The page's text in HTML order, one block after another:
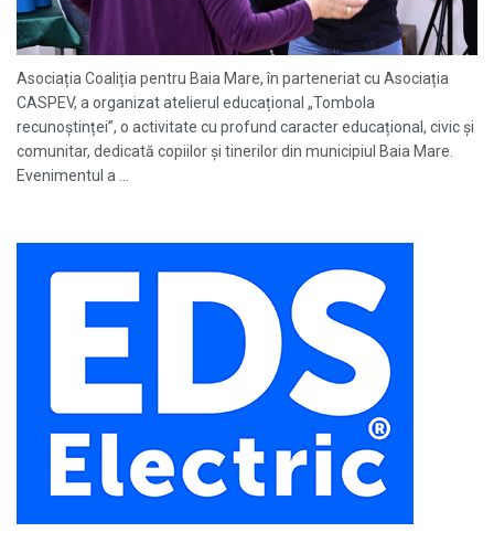
Asociația Coaliția pentru Baia Mare, în parteneriat cu Asociația
CASPEV, a organizat atelierul educațional „Tombola
recunoștinței”, o activitate cu profund caracter educațional, civic și
comunitar, dedicată copiilor și tinerilor din municipiul Baia Mare.
Evenimentul a ...